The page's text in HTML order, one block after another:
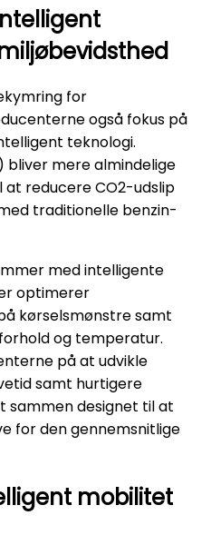
for
også fokus på
teknologi.
bliver mere almindelige
reducere CO2-udslip
traditionelle benzin-
med intelligente
optimerer
kørselsmønstre samt
og temperatur.
på at udvikle
samt hurtigere
sammen designet til at
for den gennemsnitlige
mobilitet